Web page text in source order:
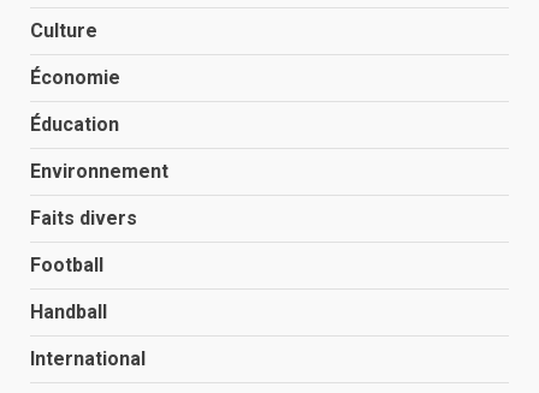
Culture
Économie
Éducation
Environnement
Faits divers
Football
Handball
International